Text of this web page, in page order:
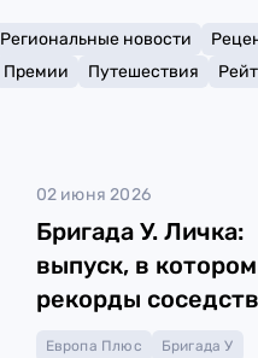
Региональные новости
Премии Путешествия
02 июня 2026
Бригада У. Личка:
выпуск, в котором
рекорды
с гастрономией и
Европа Плюс
Бригада У